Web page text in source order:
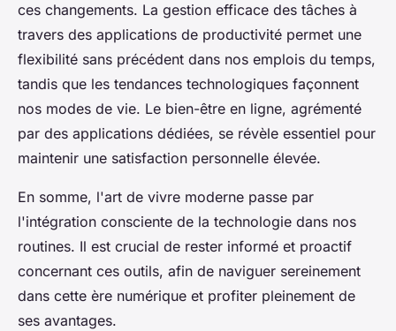
ces changements. La gestion efficace des tâches à
travers des applications de productivité permet une
flexibilité sans précédent dans nos emplois du temps,
tandis que les tendances technologiques façonnent
nos modes de vie. Le bien-être en ligne, agrémenté
par des applications dédiées, se révèle essentiel pour
maintenir une satisfaction personnelle élevée.
En somme, l'art de vivre moderne passe par
l'intégration consciente de la technologie dans nos
routines. Il est crucial de rester informé et proactif
concernant ces outils, afin de naviguer sereinement
dans cette ère numérique et profiter pleinement de
ses avantages.